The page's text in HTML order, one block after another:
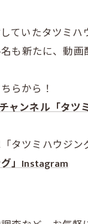
ていたタツミハ
も新たに、動
らから！
ャンネル「タ
タツミハウジン
」Instagram